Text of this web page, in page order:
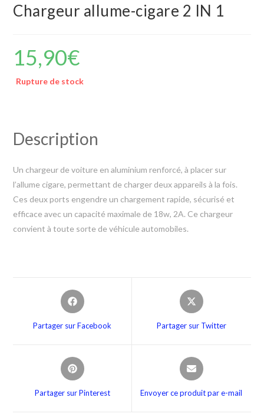
Chargeur allume-cigare 2 IN 1
15,90€
Rupture de stock
Description
Un chargeur de voiture en aluminium renforcé, à placer sur
l’allume cigare, permettant de charger deux appareils à la fois.
Ces deux ports engendre un chargement rapide, sécurisé et
efficace avec un capacité maximale de 18w, 2A. Ce chargeur
convient à toute sorte de véhicule automobiles.
Partager sur Facebook Partager sur Twitter
Partager sur Pinterest Envoyer ce produit par e-mail